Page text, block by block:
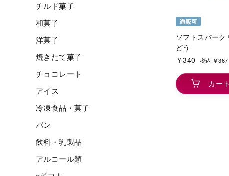
チルド菓子
和菓子
洋菓子
焼きたて菓子
チョコレート
アイス
冷凍食品・菓子
パン
飲料・乳製品
アルコール類
ソフトスパー
どう
￥340
税込 ￥367
カー